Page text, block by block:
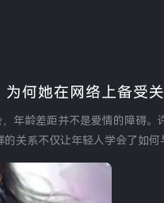
何她在网络上备受
关系不仅让年轻人学会了如何